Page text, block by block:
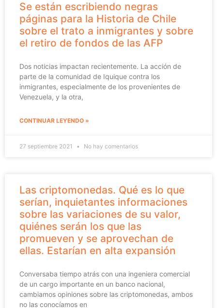
Se están escribiendo negras
páginas para la Historia de Chile
sobre el trato a inmigrantes y sobre
el retiro de fondos de las AFP
Dos noticias impactan recientemente. La acción de
parte de la comunidad de Iquique contra los
inmigrantes, especialmente de los provenientes de
Venezuela, y la otra,
CONTINUAR LEYENDO »
27 septiembre 2021 No hay comentarios
Las criptomonedas. Qué es lo que
serían, inquietantes informaciones
sobre las variaciones de su valor,
quiénes serán los que las
promueven y se aprovechan de
ellas. Estarían en alta expansión
Conversaba tiempo atrás con una ingeniera comercial
de un cargo importante en un banco nacional,
cambiamos opiniones sobre las criptomonedas, ambos
no las conocíamos en